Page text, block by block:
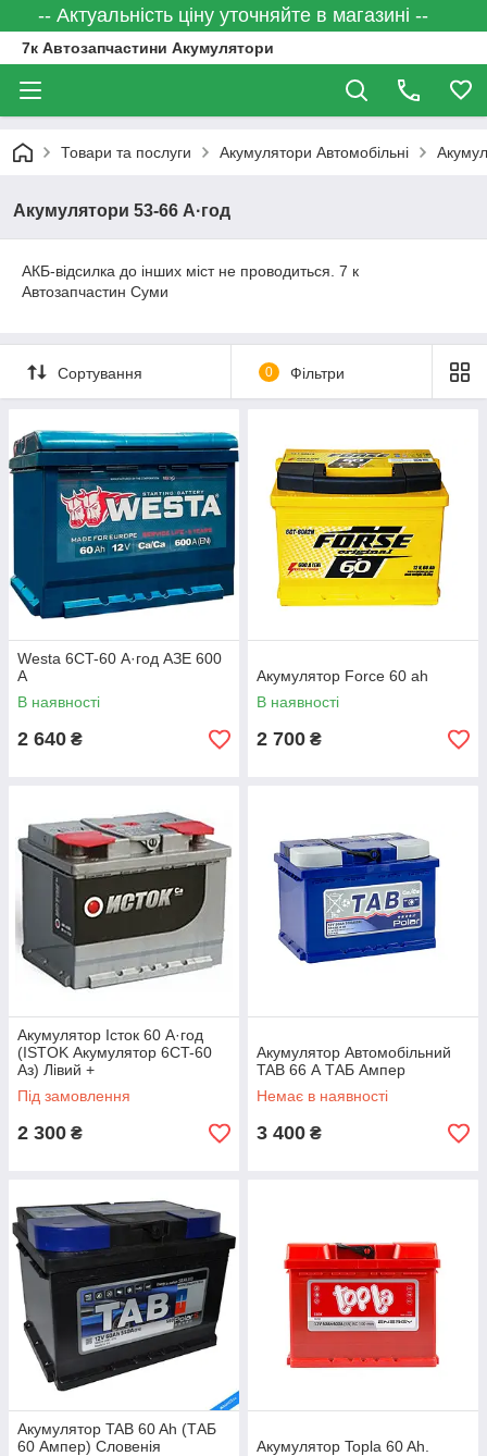
-- Актуальність ціну уточняйте в магазині --
7к Автозапчастини Акумулятори
Товари та послуги Акумулятори Автомобільні
Акумулятори 53-66 А·год
АКБ-відсилка до інших міст не проводиться. 7 к
Автозапчастин Суми
Сортування 0 Фільтри
Westa 6CT-60 А·год АЗЕ 600
A
В наявності
2 640 ₴
Акумулятор Force 60 ah
В наявності
2 700 ₴
Акумулятор Істок 60 А·год
(ISTOK Акумулятор 6CT-60
Аз) Лівий +
Під замовлення
2 300 ₴
Акумулятор Автомобільний
TAB 66 А ТАБ Ампер
Немає в наявності
3 400 ₴
Акумулятор TAB 60 Ah (ТАБ
60 Ампер) Словенія
Акумулятор Topla 60 Ah.